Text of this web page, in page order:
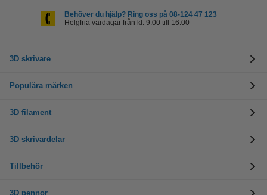
Behöver du hjälp? Ring oss på 08-124 47 123
Helgfria vardagar från kl. 9:00 till 16:00
3D skrivare
Populära märken
3D filament
3D skrivardelar
Tillbehör
3D pennor